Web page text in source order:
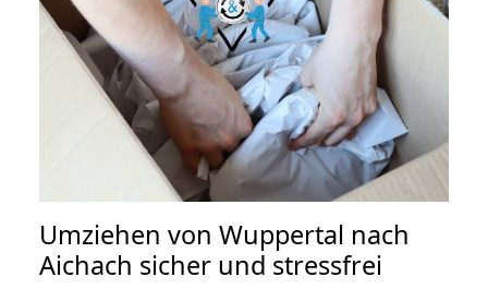
Umziehen von Wuppertal nach
Aichach sicher und stressfrei